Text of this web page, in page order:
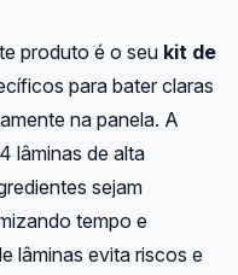
produto é o seu kit de
para bater claras
na panela. A
lâminas de alta
sejam
tempo e
lâminas evita riscos e